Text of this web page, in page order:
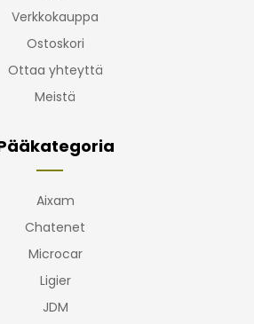
Verkkokauppa
Ostoskori
Ottaa yhteyttä
Meistä
Aixam
Chatenet
Microcar
Ligier
JDM